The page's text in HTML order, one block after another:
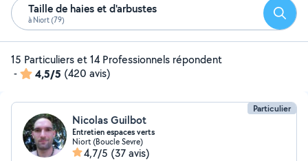
Taille de haies et d'arbustes
à Niort (79)
15 Particuliers et 14 Professionnels répondent
-
4,5/5 (420 avis)
Particulier
Nicolas Guilbot
Entretien espaces verts
Niort (Boucle Sevre)
4,7/5 (37 avis)